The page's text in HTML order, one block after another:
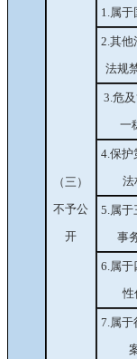
（三）
不予公
开
1.属于
2.其他
法规
3.危
一
4.保护
法
5.属于
事
6.属于
性
7.属于